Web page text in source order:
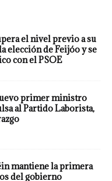
el nivel previo a su
elección de Feijóo y se
con el PSOE
primer ministro
al Partido Laborista,
mantiene la primera
del gobierno